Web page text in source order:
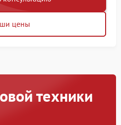
цены
техники